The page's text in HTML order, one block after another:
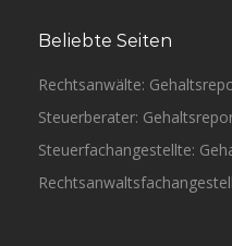
Beliebte Seiten
Rechtsanwälte:
Steuerberater:
Steuerfachangestellte: